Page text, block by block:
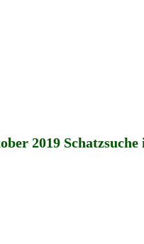
2019 Schatzsuche